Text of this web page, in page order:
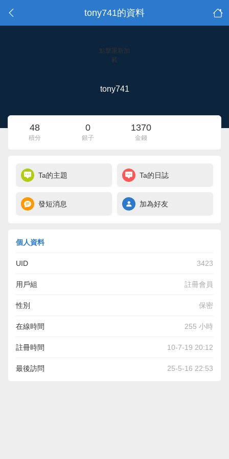
tony741的資料
點擊重新加
載
tony741
48
積分
0
銀子
1370
金錢
Ta的主題 Ta的日誌
發短消息 加為好友
個人資料
UID 3423
用戶組 註冊會員
性別 保密
在線時間 255 小時
註冊時間 10-7-19 20:12
最後訪問 25-5-16 22:53